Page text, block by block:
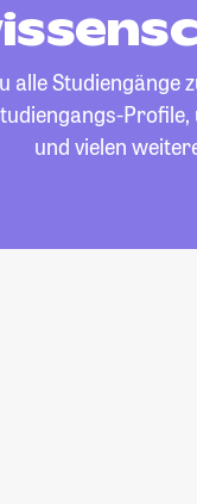
alle Studiengänge
und vielen